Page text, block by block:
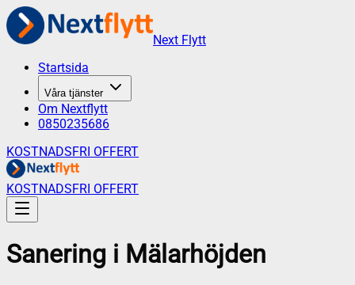
Next Flytt
Startsida
Våra tjänster
Om Nextflytt
0850235686
KOSTNADSFRI OFFERT
KOSTNADSFRI OFFERT
Sanering i Mälarhöjden